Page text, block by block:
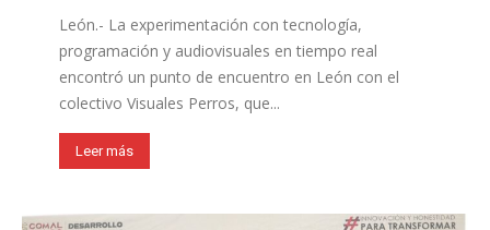
León.- La experimentación con tecnología,
programación y audiovisuales en tiempo real
encontró un punto de encuentro en León con el
colectivo Visuales Perros, que...
Leer más